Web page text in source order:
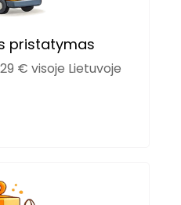
pristatymas
€ visoje Lietuvoje